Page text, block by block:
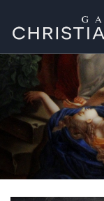
ACCUEIL
ŒUVRES
GALERIE
CONTACT
SEARCH SITE